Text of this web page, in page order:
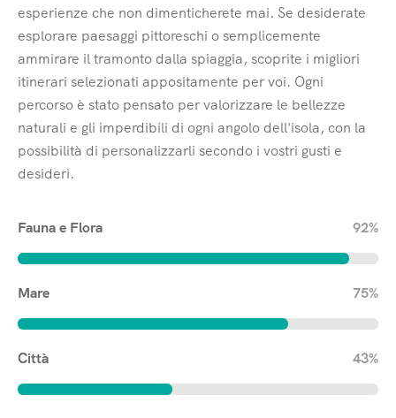
esperienze che non dimenticherete mai. Se desiderate
esplorare paesaggi pittoreschi o semplicemente
ammirare il tramonto dalla spiaggia, scoprite i migliori
itinerari selezionati appositamente per voi. Ogni
percorso è stato pensato per valorizzare le bellezze
naturali e gli imperdibili di ogni angolo dell'isola, con la
possibilità di personalizzarli secondo i vostri gusti e
desideri.
Fauna e Flora 92%
Mare 75%
Città 43%